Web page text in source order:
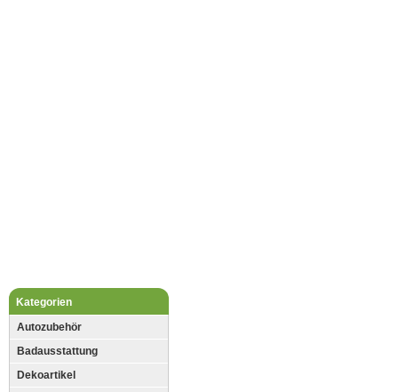
Kategorien
Autozubehör
Badausstattung
Dekoartikel